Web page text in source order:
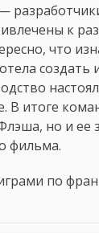
к
что
В итоге
но и ее
фильма.
по